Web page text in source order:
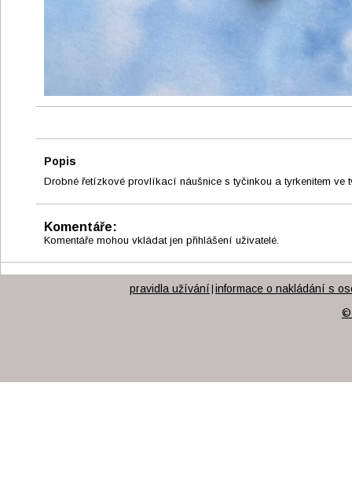
Popis
Drobné řetízkové provlíkací náušnice s tyčinkou a tyrkenitem ve
Komentáře:
Komentáře mohou vkládat jen přihlášení uživatelé.
pravidla užívání informace o nakládání s
©